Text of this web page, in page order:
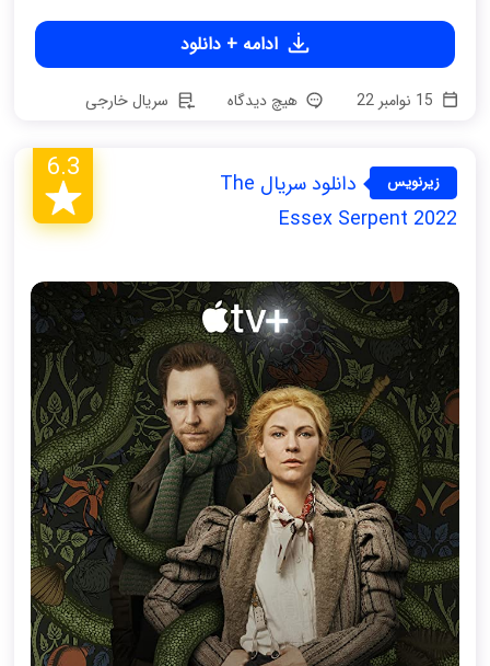
ادامه + دانلود
هیچ دیدگاه سریال خارجی
زیرنویس
فارسی
دانلود سریال The
Essex Serpent 2022
6.3